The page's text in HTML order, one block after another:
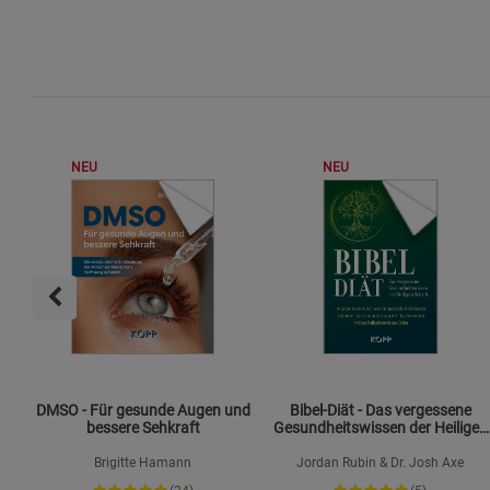
NEU
DMSO - Für gesunde Augen und
bessere Sehkraft
Brigitte Hamann
NEU
Bibel-Diät - Das vergessene
Gesundheitswissen der Heiligen
Jordan Rubin & Dr. Josh Axe